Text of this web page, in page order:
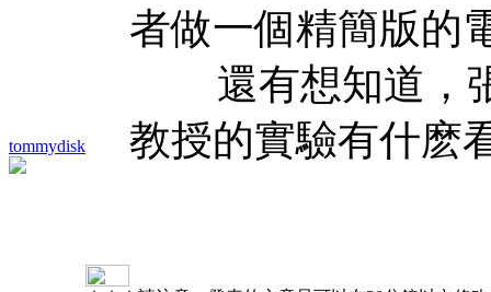
tommydisk
者做一個精簡版的
還有想知道，張
教授的實驗有什麽